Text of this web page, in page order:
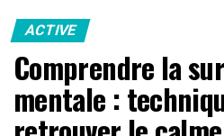
ACTIVE
Comprendre la
mentale :